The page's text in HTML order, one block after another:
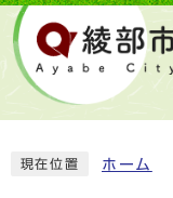
現在位置 ホーム